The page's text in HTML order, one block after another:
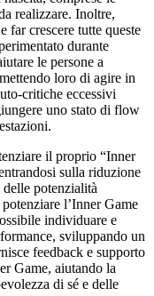
realizzare. Inoltre,
far crescere tutte queste
durante
le persone a
loro di agire in
critiche eccessivi
uno stato di flow
il proprio “Inner
sulla riduzione
potenzialità
l’Inner Game
individuare e
sviluppando un
feedback e supporto
Game, aiutando la
di sé e delle